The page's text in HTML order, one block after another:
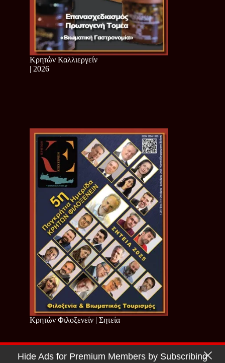
Κρητών Καλλιεργείν
| 2026
Κρητών Φιλοξενείν | Σητεία
Copyright © 2026 - Cretan Business | Κρητών Επιχειρείν
Hide Ads for Premium Members by Subscribing